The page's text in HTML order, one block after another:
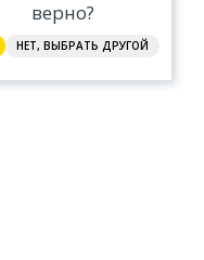
верно?
НЕТ, ВЫБРАТЬ ДРУГОЙ